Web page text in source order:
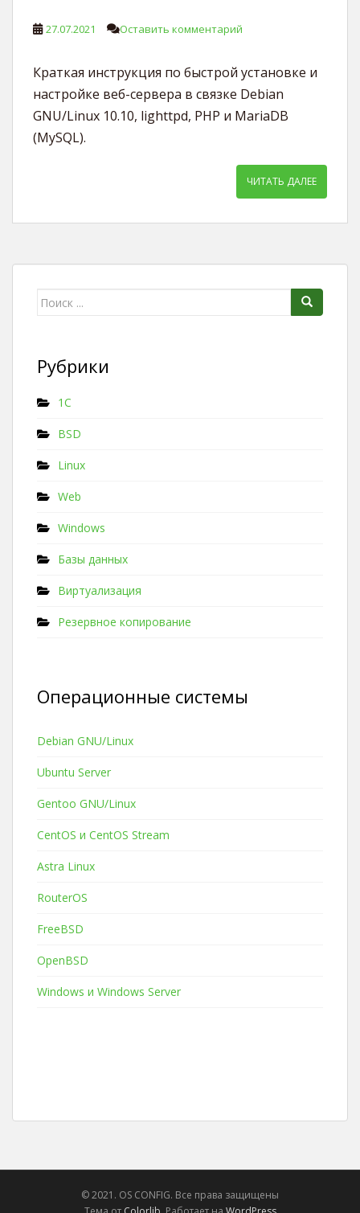
27.07.2021 Оставить комментарий
Краткая инструкция по быстрой установке и
настройке веб-сервера в связке Debian
GNU/Linux 10.10, lighttpd, PHP и MariaDB
(MySQL).
ЧИТАТЬ ДАЛЕЕ
Поиск для:
Рубрики
1C
BSD
Linux
Web
Windows
Базы данных
Виртуализация
Резервное копирование
Операционные системы
Debian GNU/Linux
Ubuntu Server
Gentoo GNU/Linux
CentOS и CentOS Stream
Astra Linux
RouterOS
FreeBSD
OpenBSD
Windows и Windows Server
© 2021. OS CONFIG. Все права защищены